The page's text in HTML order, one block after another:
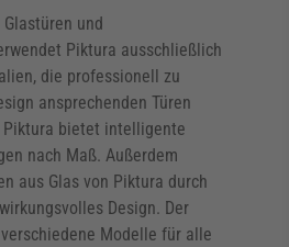
und
Piktura ausschließlich
die professionell zu
ansprechenden Türen
bietet intelligente
nach Maß. Außerdem
aus Glas von Piktura durch
Design. Der
Modelle für alle